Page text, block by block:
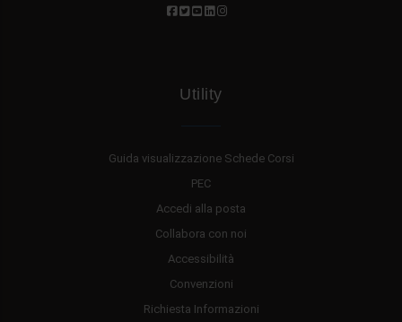
Utility
Guida visualizzazione Schede Corsi
PEC
Accedi alla posta
Collabora con noi
Accessibilità
Convenzioni
Richiesta Informazioni